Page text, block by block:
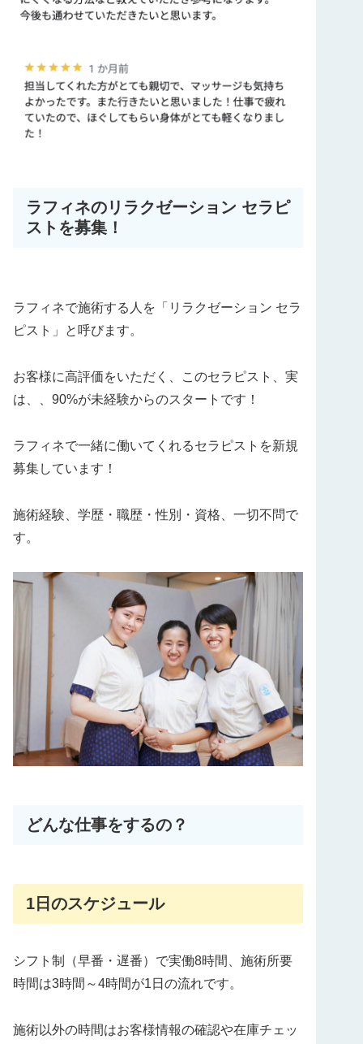
ラフィネのリラクゼーション セラピ
ストを募集！
ラフィネで施術する人を「リラクゼーション セラ
ピスト」と呼びます。
お客様に高評価をいただく、このセラピスト、実
は、、90%が未経験からのスタートです！
ラフィネで一緒に働いてくれるセラピストを新規
募集しています！
施術経験、学歴・職歴・性別・資格、一切不問で
す。
どんな仕事をするの？
1日のスケジュール
シフト制（早番・遅番）で実働8時間、施術所要
時間は3時間～4時間が1日の流れです。
施術以外の時間はお客様情報の確認や在庫チェッ